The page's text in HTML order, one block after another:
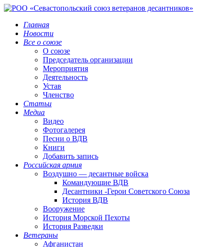
Главная
Новости
Все о союзе
О союзе
Председатель организации
Мероприятия
Деятельность
Устав
Членство
Статьи
Медиа
Видео
Фотогалерея
Песни о ВДВ
Книги
Добавить запись
Российская армия
Воздушно — десантные войска
Командующие ВДВ
Десантники -Герои Советского Союза
История ВДВ
Вооружение
История Морской Пехоты
История Разведки
Ветераны
Афганистан